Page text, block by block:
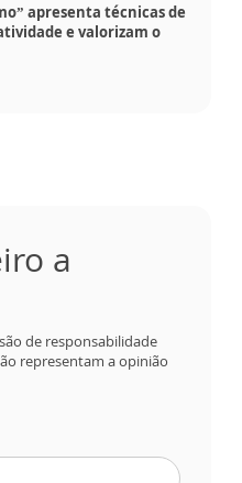
apresenta técnicas de
e valorizam o
a
de responsabilidade
representam a opinião